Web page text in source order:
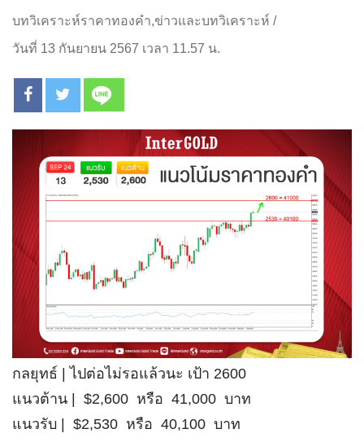
บทวิเคราะห์ราคาทองคำ,ข่าวและบทวิเคราะห์ /
วันที่ 13 กันยายน 2567 เวลา 11.57 น.
กลยุทธ์ | ไปต่อไม่รอแล้วนะ เป้า 2600
แนวต้าน | $2,600 หรือ 41,000 บาท
แนวรับ | $2,530 หรือ 40,100 บาท